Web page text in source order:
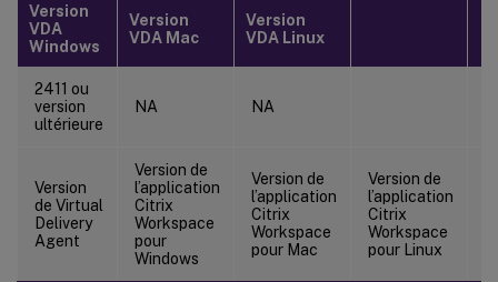
Version
VDA
Windows
Version
VDA Mac
Version
VDA Linux
2411 ou
version
ultérieure
NA NA
Version
de Virtual
Delivery
Agent
Version de
l’application
Citrix
Workspace
pour
Windows
Version de
l’application
Citrix
Workspace
pour Mac
Version de
l’application
Citrix
Workspace
pour Linux